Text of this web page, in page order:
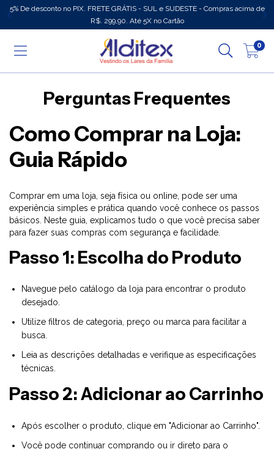
5% De desconto no PIX. FRETE GRÁTIS - SUL e SUDESTE - Compras acima de
R$. 299,90. Até 5X no Cartão
0
Perguntas Frequentes
Como Comprar na Loja:
Guia Rápido
Comprar em uma loja, seja física ou online, pode ser uma
experiência simples e prática quando você conhece os passos
básicos. Neste guia, explicamos tudo o que você precisa saber
para fazer suas compras com segurança e facilidade.
Passo 1: Escolha do Produto
Navegue pelo catálogo da loja para encontrar o produto
desejado.
Utilize filtros de categoria, preço ou marca para facilitar a
busca.
Leia as descrições detalhadas e verifique as especificações
técnicas.
Passo 2: Adicionar ao Carrinho
Após escolher o produto, clique em "Adicionar ao Carrinho".
Você pode continuar comprando ou ir direto para o